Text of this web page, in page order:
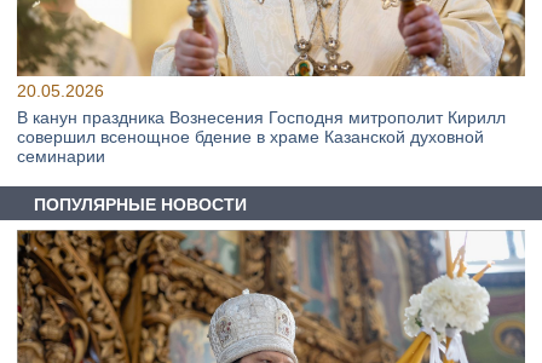
20.05.2026
В канун праздника Вознесения Господня митрополит Кирилл
совершил всенощное бдение в храме Казанской духовной
семинарии
ПОПУЛЯРНЫЕ НОВОСТИ